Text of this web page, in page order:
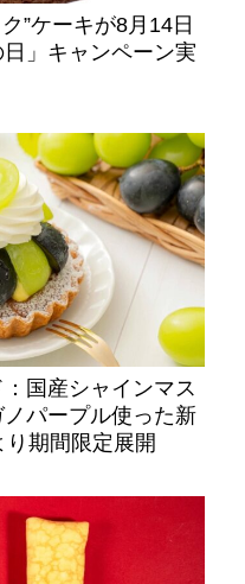
”ケーキが8月14日
」キャンペーン実
国産シャインマス
パープル使った新
期間限定展開